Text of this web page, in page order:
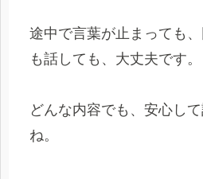
途中で言葉が止まっても
も話しても、大丈夫です。
どんな内容でも、安心し
ね。